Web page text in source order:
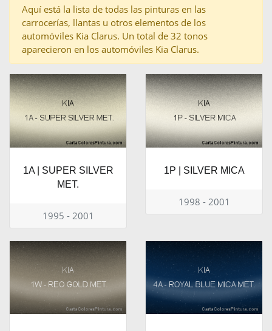
Aquí está la lista de todas las pinturas en las
carrocerías, llantas u otros elementos de los
automóviles Kia Clarus. Un total de 32 tonos
aparecieron en los automóviles Kia Clarus.
1A | SUPER SILVER
MET.
1995 - 2001
1P | SILVER MICA
1998 - 2001